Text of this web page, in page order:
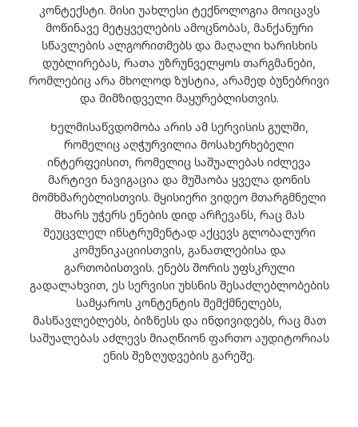
კონტექსტი. მისი უახლესი ტექნოლოგია მოიცავს
მოწინავე მეტყველების ამოცნობას, მანქანური
სწავლების ალგორითმებს და მაღალი ხარისხის
დუბლირებას, რათა უზრუნველყოს თარგმანები,
რომლებიც არა მხოლოდ ზუსტია, არამედ ბუნებრივი
და მიმზიდველი მაყურებლისთვის.
Ხელმისაწვდომობა არის ამ სერვისის გულში,
რომელიც აღჭურვილია მოსახერხებელი
ინტერფეისით, რომელიც საშუალებას იძლევა
მარტივი ნავიგაცია და მუშაობა ყველა დონის
მომხმარებლისთვის. მყისიერი ვიდეო მთარგმნელი
მხარს უჭერს ენების დიდ არჩევანს, რაც მას
შეუცვლელ ინსტრუმენტად აქცევს გლობალური
კომუნიკაციისთვის, განათლებისა და
გართობისთვის. ენებს შორის უფსკრული
გადალახვით, ეს სერვისი უხსნის შესაძლებლობების
სამყაროს კონტენტის შემქმნელებს,
მასწავლებლებს, ბიზნესს და ინდივიდებს, რაც მათ
საშუალებას აძლევს მიაღწიონ ფართო აუდიტორიას
ენის შეზღუდვების გარეშე.